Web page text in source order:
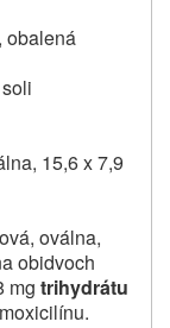
obalená
15,6 x 7,9
oválna,
obidvoch
mg trihydrátu